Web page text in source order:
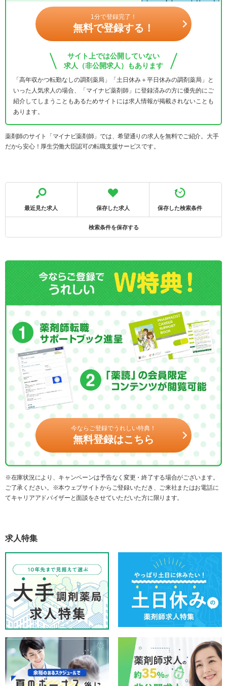
1分で登録完了！
無料で登録する！
サイト上では公開していない
求人（非公開求人）もあります
「高年収かつ転勤なしの調剤薬局」「土日休み＋平日休みの調剤薬局」と
いった人気求人の場合、「マイナビ薬剤師」に登録済みの方に優先的にご
紹介してしまうこともあるためサイトには求人情報が掲載されないことも
あります。
薬剤師のサイト「マイナビ薬剤師」では、希望通りの求人を無料でご紹介。大手
だから安心！厚生労働大臣認可の転職支援サービスです。
最近見た求人 保存した求人 保存した検索条件
検索条件を保存する
今ならご登録でうれしい特典！
無料登録はこちら
※在庫状況により、キャンペーンは予告なく変更・終了する場合がございます。
ご了承ください。※本ウェブサイトからご登録いただき、ご来社またはお電話に
てキャリアアドバイザーと面談をさせていただいた方に限ります。
求人特集